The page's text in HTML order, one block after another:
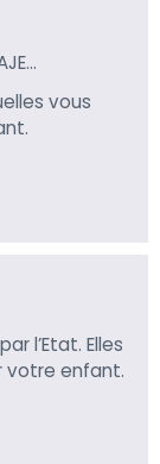
vous
l’Etat. Elles
votre enfant.